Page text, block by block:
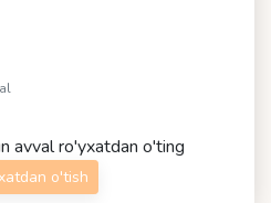
avval ro'yxatdan o'ting
o'tish